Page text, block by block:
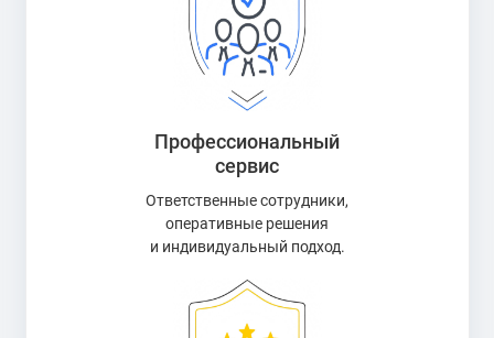
Профессиональный
сервис
Ответственные сотрудники,
оперативные решения
и индивидуальный подход.